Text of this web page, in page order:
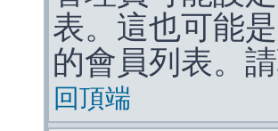
表。這也可能
的會員列表。
回頂端